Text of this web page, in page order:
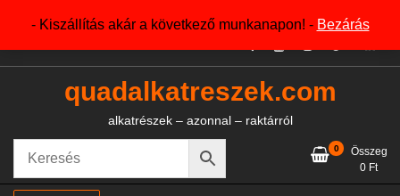
- Kiszállítás akár a következő munkanapon! - Bezárás
+36204327386
quadalkatreszek.com
alkatrészek – azonnal – raktárról
0
Összeg
0 Ft